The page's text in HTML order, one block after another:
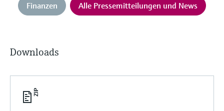
Finanzen Alle Pressemitteilungen und News
Downloads